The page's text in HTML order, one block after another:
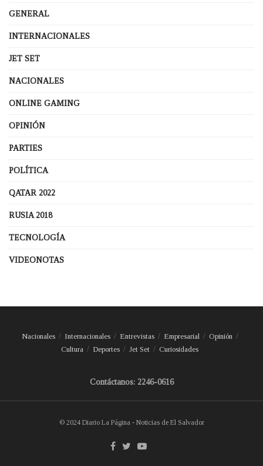
GENERAL
INTERNACIONALES
JET SET
NACIONALES
ONLINE GAMING
OPINIÓN
PARTIES
POLÍTICA
QATAR 2022
RUSIA 2018
TECNOLOGÍA
VIDEONOTAS
Nacionales Internacionales Entrevistas Empresarial
Opinión
Cultura
Deportes Jet Set Curiosidades
Contáctanos: 2246-0616
© 2024 Diario La Página - Noticias de El Salvador